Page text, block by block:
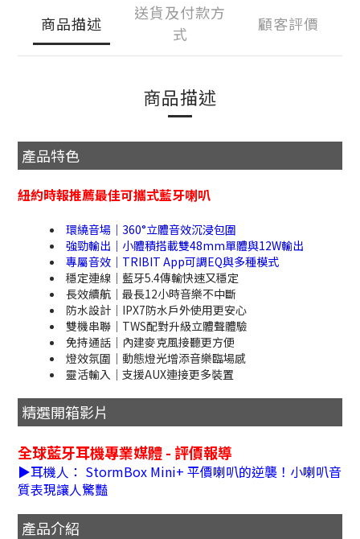
商品描述
送貨及付款方
式
顧客評價
商品描述
產品特色
紐約時報推薦最佳可攜式藍牙喇叭
環繞音場｜360°立體音效沉浸包圍
強勁輸出｜小體積搭載雙48mm單體與12W輸出
專屬音效｜TRIBIT App可調EQ與多種模式
穩定連線｜藍牙5.4傳輸快速又穩定
長效續航｜最長12小時音樂不中斷
防水設計｜IPX7防水戶外使用更安心
雙機串聯｜TWS配對升級立體聲體驗
免持通話｜內建麥克風接聽更方便
燈效氛圍｜動態燈光增添音樂臨場感
靈活輸入｜支援AUX連接更多裝置
精選開箱影片
全球藍牙耳機專業媒體 - 評價報導
▶耳機人： StormBox Mini+ 平價喇叭的逆襲！小喇叭音
質表現讓人驚豔
產品介紹